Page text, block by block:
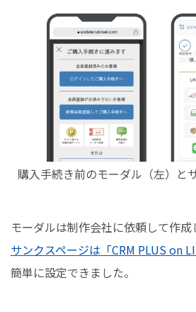
購入手続き前のモーダル（左）と
モーダルは制作会社に依頼して作成
サンクスページは「CRM PLUS on
簡単に設定できました。